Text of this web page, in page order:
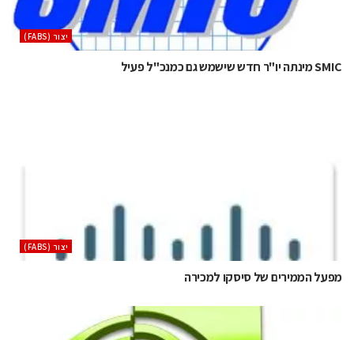
‫יצור (‪(FABS‬‬
SMIC מינתה יו"ר חדש שישמש גם כמנכ"ל פעיל
‫יצור (‪(FABS‬‬
מפעל הממירים של סיסקו למכירה